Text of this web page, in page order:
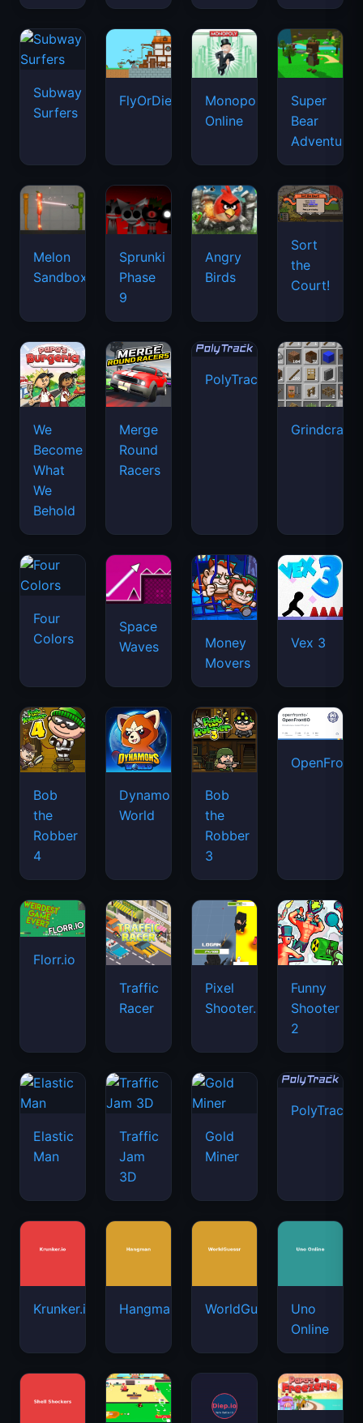
Subway
Surfers
FlyOrDie.io
Monopoly
Online
Super
Bear
Adventure
Melon
Sandbox
Sprunki
Phase
9
Angry
Birds
Sort
the
Court!
We
Become
What
We
Behold
Merge
Round
Racers
PolyTrack
Grindcraft
Four
Colors
Space
Waves
Money
Movers
Vex 3
Bob
the
Robber
4
Dynamons
World
Bob
the
Robber
3
Florr.io
Traffic
Racer
Pixel
Shooter.IO
Funny
Shooter
2
Elastic
Man
Traffic
Jam
3D
Gold
Miner
PolyTrack
Krunker.io Hangman WorldGuessr
Uno
Online